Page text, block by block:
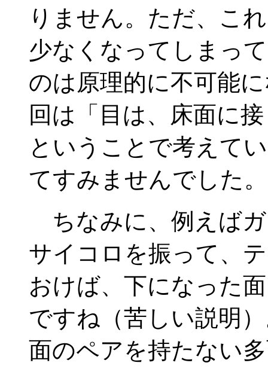
りません。ただ、こ
少なくなってしまっ
のは原理的に不可能
回は「目は、床面に
ということで考えて
てすみませんでした。
ちなみに、例えば
サイコロを振って、
おけば、下になった
ですね（苦しい説明
面のペアを持たない